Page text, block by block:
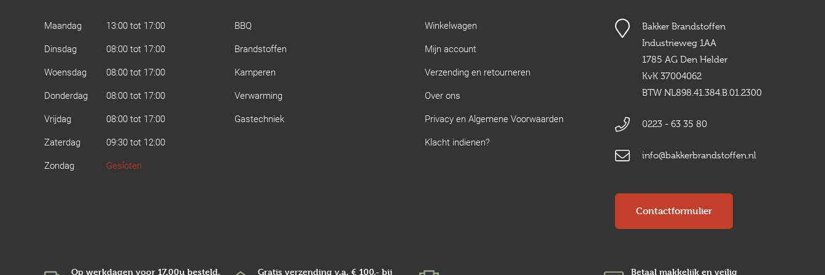
Maandag
13:00 tot 17:00
Dinsdag
08:00 tot 17:00
Woensdag
08:00 tot 17:00
Donderdag
08:00 tot 17:00
Vrijdag
08:00 tot 17:00
Zaterdag
09:30 tot 12:00
Zondag
Gesloten
BBQ
Brandstoffen
Kamperen
Verwarming
Gastechniek
Winkelwagen
Mijn account
Verzending en retourneren
Over ons
Privacy en Algemene Voorwaarden
Klacht indienen?
Bakker Brandstoffen
Industrieweg 1AA
1785 AG Den Helder
KvK 37004062
BTW NL898.41.384.B.01.2300
0223 - 63 35 80
info@bakkerbrandstoffen.nl
Contactformulier
Op werkdagen voor 17.00u besteld, Gratis verzending v.a. € 100,- bij Betaal makkelijk en veilig